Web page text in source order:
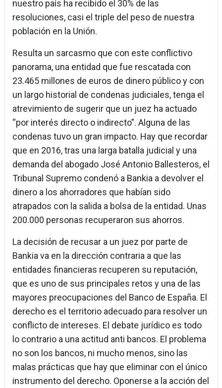
nuestro país ha recibido el 30% de las
resoluciones, casi el triple del peso de nuestra
población en la Unión.
Resulta un sarcasmo que con este conflictivo
panorama, una entidad que fue rescatada con
23.465 millones de euros de dinero público y con
un largo historial de condenas judiciales, tenga el
atrevimiento de sugerir que un juez ha actuado
“por interés directo o indirecto”. Alguna de las
condenas tuvo un gran impacto. Hay que recordar
que en 2016, tras una larga batalla judicial y una
demanda del abogado José Antonio Ballesteros, el
Tribunal Supremo condenó a Bankia a devolver el
dinero a los ahorradores que habían sido
atrapados con la salida a bolsa de la entidad. Unas
200.000 personas recuperaron sus ahorros.
La decisión de recusar a un juez por parte de
Bankia va en la dirección contraria a que las
entidades financieras recuperen su reputación,
que es uno de sus principales retos y una de las
mayores preocupaciones del Banco de España. El
derecho es el territorio adecuado para resolver un
conflicto de intereses. El debate jurídico es todo
lo contrario a una actitud anti bancos. El problema
no son los bancos, ni mucho menos, sino las
malas prácticas que hay que eliminar con el único
instrumento del derecho. Oponerse a la acción del